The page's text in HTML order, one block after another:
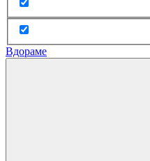
Вдораме